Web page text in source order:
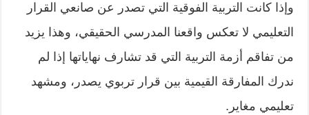
وإذا كانت التربية الفوقية التي تصدر عن صانعي القرار
التعليمي لا تعكس واقعنا المدرسي الحقيقي، وهذا يزيد
من تفاقم أزمة التربية التي قد تشارف نهاياتها إذا لم
ندرك المفارقة القيمية بين قرار تربوي يصدر، ومشهد
تعليمي مغاير.